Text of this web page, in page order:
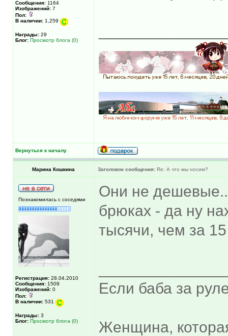
Сообщения: 1164
Изображений: 7
Пол:
В наличии: 1,259
Награды: 29
Блог: Просмотр блога (0)
Вернуться к началу
Марина Кошкина Заголовок сообщения: Re: А что мы носим?
Познакомилась с соседями
Регистрация: 28.04.2010
Сообщения: 1509
Изображений: 0
Пол:
В наличии: 531
Награды: 3
Блог: Просмотр блога (0)
Они не
брюках - да ну
тысячи, чем за
Если баба за
Женщина,